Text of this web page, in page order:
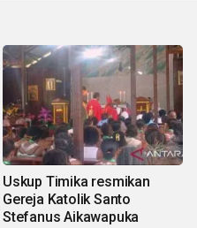
Uskup Timika resmikan
Gereja Katolik Santo
Stefanus Aikawapuka